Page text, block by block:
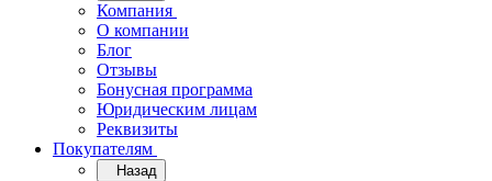
Компания
О компании
Блог
Отзывы
Бонусная программа
Юридическим лицам
Реквизиты
Покупателям
Назад